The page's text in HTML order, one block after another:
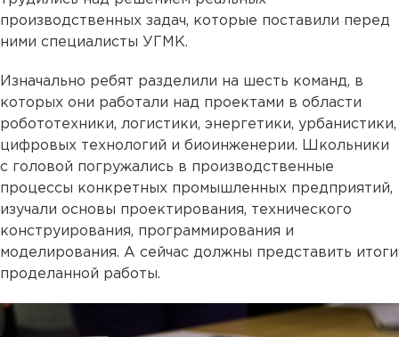
производственных задач, которые поставили перед
ними специалисты УГМК.
Изначально ребят разделили на шесть команд, в
которых они работали над проектами в области
робототехники, логистики, энергетики, урбанистики,
цифровых технологий и биоинженерии. Школьники
с головой погружались в производственные
процессы конкретных промышленных предприятий,
изучали основы проектирования, технического
конструирования, программирования и
моделирования. А сейчас должны представить итоги
проделанной работы.